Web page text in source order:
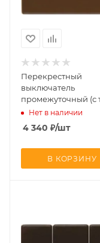
Перекрестный
выключатель
промежуточный (с
мест) 3037 | 14050001
Нет в наличии
4 340 ₽/шт
В КОРЗИНУ